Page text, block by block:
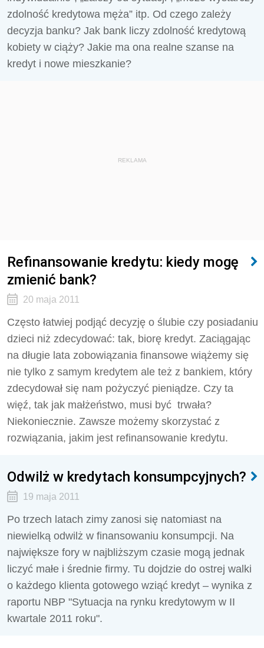
zdolność kredytowa męża” itp. Od czego zależy
decyzja banku? Jak bank liczy zdolność kredytową
kobiety w ciąży? Jakie ma ona realne szanse na
kredyt i nowe mieszkanie?
REKLAMA
Refinansowanie kredytu: kiedy mogę
zmienić bank?
20 maja 2011
Często łatwiej podjąć decyzję o ślubie czy posiadaniu
dzieci niż zdecydować: tak, biorę kredyt. Zaciągając
na długie lata zobowiązania finansowe wiążemy się
nie tylko z samym kredytem ale też z bankiem, który
zdecydował się nam pożyczyć pieniądze. Czy ta
więź, tak jak małżeństwo, musi być trwała?
Niekoniecznie. Zawsze możemy skorzystać z
rozwiązania, jakim jest refinansowanie kredytu.
Odwilż w kredytach konsumpcyjnych?
19 maja 2011
Po trzech latach zimy zanosi się natomiast na
niewielką odwilż w finansowaniu konsumpcji. Na
największe fory w najbliższym czasie mogą jednak
liczyć małe i średnie firmy. Tu dojdzie do ostrej walki
o każdego klienta gotowego wziąć kredyt – wynika z
raportu NBP "Sytuacja na rynku kredytowym w II
kwartale 2011 roku".